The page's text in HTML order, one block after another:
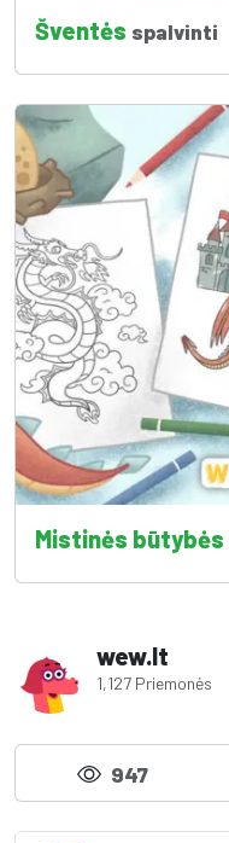
Šventės spalvinti
Mistinės būtybės
wew.lt
1,127 Priemonės
947